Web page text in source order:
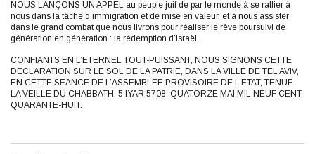
NOUS LANÇONS UN APPEL au peuple juif de par le monde à se rallier à
nous dans la tâche d’immigration et de mise en valeur, et à nous assister
dans le grand combat que nous livrons pour réaliser le rêve poursuivi de
génération en génération : la rédemption d’Israël.
CONFIANTS EN L’ETERNEL TOUT-PUISSANT, NOUS SIGNONS CETTE
DECLARATION SUR LE SOL DE LA PATRIE, DANS LA VILLE DE TEL AVIV,
EN CETTE SEANCE DE L’ASSEMBLEE PROVISOIRE DE L’ETAT, TENUE
LA VEILLE DU CHABBATH, 5 IYAR 5708, QUATORZE MAI MIL NEUF CENT
QUARANTE-HUIT.